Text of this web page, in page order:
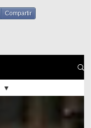
Compartir